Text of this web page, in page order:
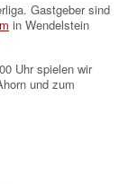
Gastgeber sind
in Wendelstein
Uhr spielen wir
und zum